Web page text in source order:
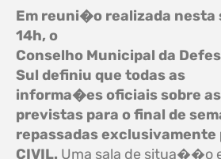
Em reuni�o realizada
14h, o
Conselho Municipal da
Sul definiu que todas as
informa�es oficiais sobre
previstas para o final de
repassadas exclusivamente
CIVIL. Uma sala de situa��o